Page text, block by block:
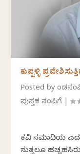
ಕುಪ್ಪಳ್ಳಿ
Posted by
ಪುಸ್ತಕ ಸಂಪಿಗೆ |
ಕವಿ ಸಮಾಧಿಯ
ಸುತ್ತಲೂ